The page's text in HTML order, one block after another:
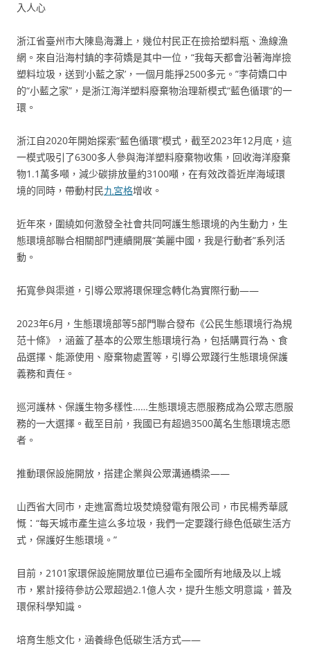
入人心
浙江省臺州市大陳島海灘上，幾位村民正在撿拾塑料瓶、漁線漁
網。來自沿海村鎮的李荷嬌是其中一位，“我每天都會沿著海岸撿
塑料垃圾，送到‘小藍之家’，一個月能掙2500多元。”李荷嬌口中
的“小藍之家”，是浙江海洋塑料廢棄物治理新模式“藍色循環”的一
環。
浙江自2020年開始探索“藍色循環”模式，截至2023年12月底，這
一模式吸引了6300多人參與海洋塑料廢棄物收集，回收海洋廢棄
物1.1萬多噸，減少碳排放量約3100噸，在有效改善近岸海域環
境的同時，帶動村民九宮格增收。
近年來，圍繞如何激發全社會共同呵護生態環境的內生動力，生
態環境部聯合相關部門連續開展“美麗中國，我是行動者”系列活
動。
拓寬參與渠道，引導公眾將環保理念轉化為實際行動——
2023年6月，生態環境部等5部門聯合發布《公民生態環境行為規
范十條》，涵蓋了基本的公眾生態環境行為，包括購買行為、食
品選擇、能源使用、廢棄物處置等，引導公眾踐行生態環境保護
義務和責任。
巡河護林、保護生物多樣性……生態環境志愿服務成為公眾志愿服
務的一大選擇。截至目前，我國已有超過3500萬名生態環境志愿
者。
推動環保設施開放，搭建企業與公眾溝通橋梁——
山西省大同市，走進富喬垃圾焚燒發電有限公司，市民楊秀華感
慨：“每天城市產生這么多垃圾，我們一定要踐行綠色低碳生活方
式，保護好生態環境。”
目前，2101家環保設施開放單位已遍布全國所有地級及以上城
市，累計接待參訪公眾超過2.1億人次，提升生態文明意識，普及
環保科學知識。
培育生態文化，涵養綠色低碳生活方式——